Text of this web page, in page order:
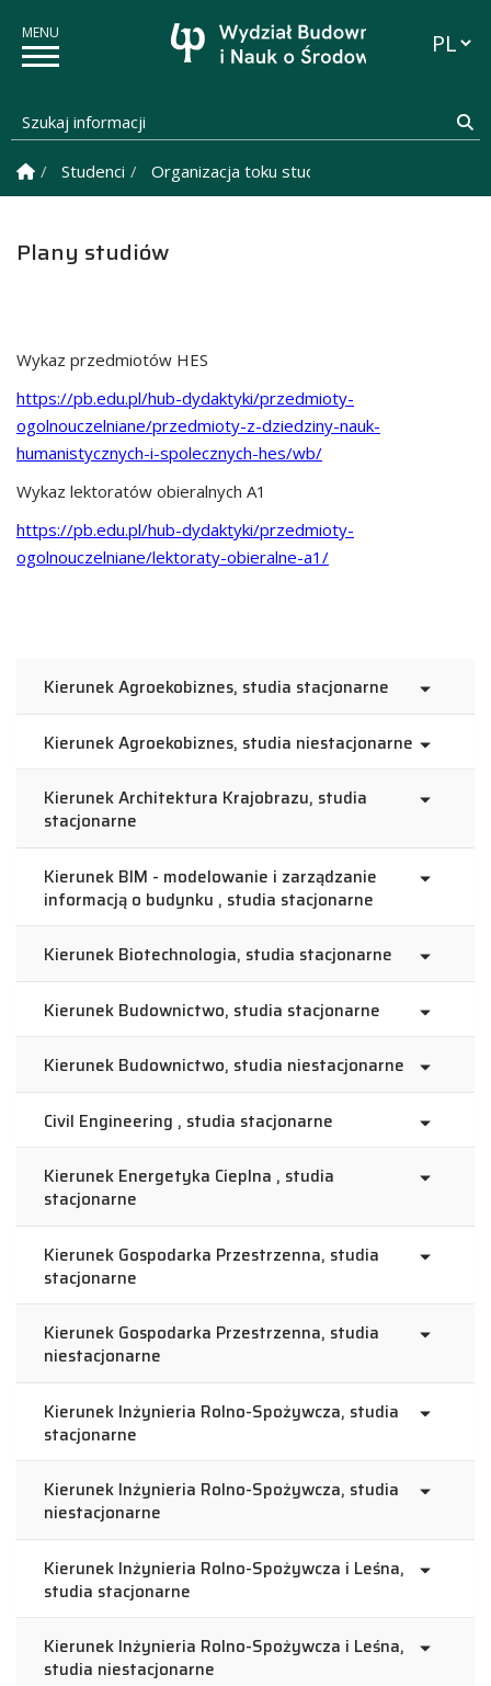
Szukaj informacji
Strona Główna
Studenci Organizacja toku studiów
Plany studiów
Wykaz przedmiotów HES
https://pb.edu.pl/hub-dydaktyki/przedmioty-
ogolnouczelniane/przedmioty-z-dziedziny-nauk-
humanistycznych-i-spolecznych-hes/wb/
Wykaz lektoratów obieralnych A1
https://pb.edu.pl/hub-dydaktyki/przedmioty-
ogolnouczelniane/lektoraty-obieralne-a1/
Kierunek Agroekobiznes, studia stacjonarne
Kierunek Agroekobiznes, studia niestacjonarne
Kierunek Architektura Krajobrazu, studia
stacjonarne
Kierunek BIM - modelowanie i zarządzanie
informacją o budynku , studia stacjonarne
Kierunek Biotechnologia, studia stacjonarne
Kierunek Budownictwo, studia stacjonarne
Kierunek Budownictwo, studia niestacjonarne
Civil Engineering , studia stacjonarne
Kierunek Energetyka Cieplna , studia
stacjonarne
Kierunek Gospodarka Przestrzenna, studia
stacjonarne
Kierunek Gospodarka Przestrzenna, studia
niestacjonarne
Kierunek Inżynieria Rolno-Spożywcza, studia
stacjonarne
Kierunek Inżynieria Rolno-Spożywcza, studia
niestacjonarne
Kierunek Inżynieria Rolno-Spożywcza i Leśna,
studia stacjonarne
Kierunek Inżynieria Rolno-Spożywcza i Leśna,
studia niestacjonarne